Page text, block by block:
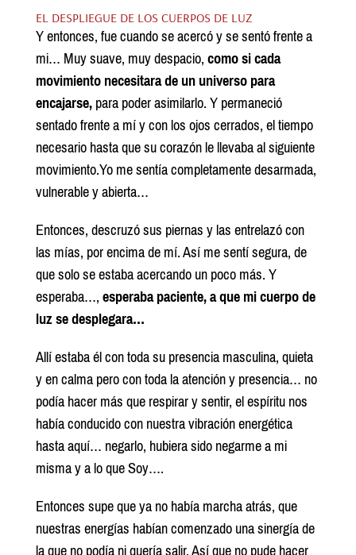
EL DESPLIEGUE DE LOS CUERPOS DE LUZ
Y entonces, fue cuando se acercó y se sentó frente a
mi… Muy suave, muy despacio,como si cada
movimiento necesitara de un universo para
encajarse,para poder asimilarlo. Y permaneció
sentado frente a mí y con los ojos cerrados, el tiempo
necesario hasta que su corazón le llevaba al siguiente
movimiento.Yo me sentía completamente desarmada,
vulnerable y abierta…
Entonces, descruzó sus piernas y las entrelazó con
las mías, por encima de mí. Así me sentí segura, de
que solo se estaba acercando un poco más. Y
esperaba…,esperaba paciente, a que mi cuerpo de
luz se desplegara…
Allí estaba él con toda su presencia masculina, quieta
y en calma pero con toda la atención y presencia… no
podía hacer más que respirar y sentir, el espíritu nos
había conducido con nuestra vibración energética
hasta aquí… negarlo, hubiera sido negarme a mi
misma y a lo que Soy….
Entonces supe que ya no había marcha atrás, que
nuestras energías habían comenzado una sinergía de